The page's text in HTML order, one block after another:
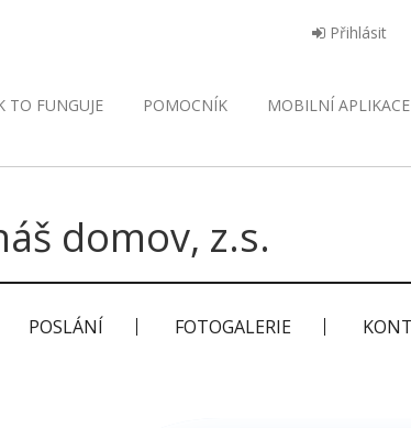
Přihlásit
TO FUNGUJE POMOCNÍK MOBILNÍ APLIKACE
domov, z.s.
POSLÁNÍ FOTOGALERIE